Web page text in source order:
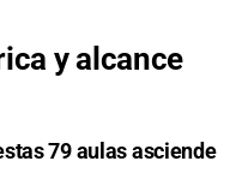
y alcance
79 aulas asciende